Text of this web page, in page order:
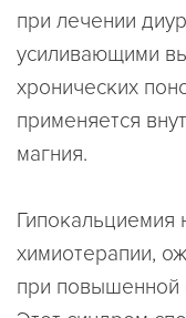
при лечении
усиливающими
хронических
применяется
магния.
Гипокальциемия
химиотерапии,
при повышенной